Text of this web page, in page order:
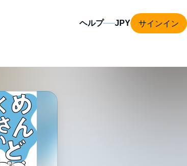
ヘルプ サインイン